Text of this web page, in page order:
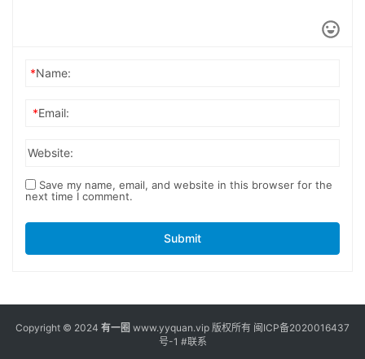
*Name:
*Email:
Website:
Save my name, email, and website in this browser for the
next time I comment.
Submit
Copyright © 2024 有一圈 www.yyquan.vip 版权所有 闽ICP备2020016437
号-1 #联系